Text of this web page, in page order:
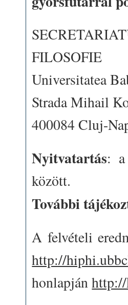
FILOSOFIE
Universitatea
Strada Mihail
400084 Cluj-
Nyitvatartás: a
között.
További
A felvételi
http://
honlapján